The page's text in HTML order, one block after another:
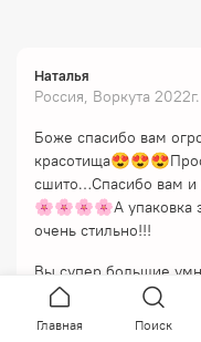
Наталья
Россия, Воркута 2022г.
Боже спасибо вам
сшито…Спасибо вам
🌸🌸🌸🌸А упаковка
очень стильно!!!
Вы супер большие
клиенты 😻😻😻
Удачи вам …побольше
Главная Поиск